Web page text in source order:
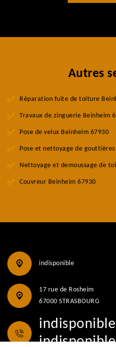
Autres
Réparation fuite de toiture
Travaux de zinguerie Beinheim
Pose de velux Beinheim 67930
Pose et nettoyage de
Nettoyage et demoussage de
Couvreur Beinheim 67930
indisponible
17 rue de Rosheim
67000 STRASBOURG
indisponible
indisponible